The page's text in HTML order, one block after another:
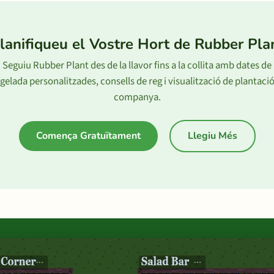
el Vostre Hort de Rubber
Seguiu Rubber Plant des de la llavor fins a la collita amb dates de
gelada personalitzades, consells de reg i visualització de plantació
companya.
Comença Gratuïtament Llegiu Més